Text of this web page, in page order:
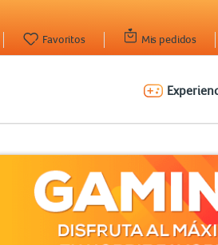
Mis pedidos
Favoritos